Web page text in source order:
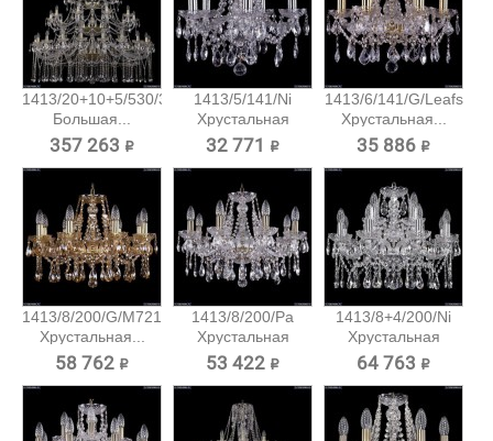
1413/20+10+5/530/3d/G
Большая...
357 263 ₽
1413/5/141/Ni
Хрустальная
подвесная...
32 771 ₽
1413/6/141/G/Leafs
Хрустальная...
35 886 ₽
1413/8/200/G/M721
Хрустальная...
58 762 ₽
1413/8/200/Pa
Хрустальная
подвесная...
53 422 ₽
1413/8+4/200/Ni
Хрустальная
подвесная...
64 763 ₽